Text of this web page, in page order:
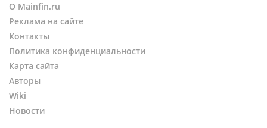
О Mainfin.ru
Реклама на сайте
Контакты
Политика конфиденциальности
Карта сайта
Авторы
Wiki
Новости